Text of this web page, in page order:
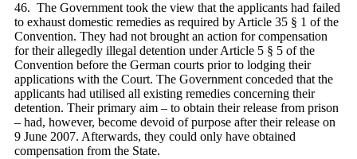
46. The Government took the view that the applicants had failed
to exhaust domestic remedies as required by Article 35 § 1 of the
Convention. They had not brought an action for compensation
for their allegedly illegal detention under Article 5 § 5 of the
Convention before the German courts prior to lodging their
applications with the Court. The Government conceded that the
applicants had utilised all existing remedies concerning their
detention. Their primary aim – to obtain their release from prison
– had, however, become devoid of purpose after their release on
9 June 2007. Afterwards, they could only have obtained
compensation from the State.